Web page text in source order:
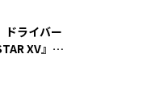
ドライバー
XV』を